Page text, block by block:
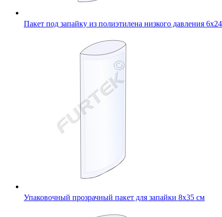
Пакет под запайку из полиэтилена низкого давления
Упаковочный прозрачный пакет для запайки 8х35 см